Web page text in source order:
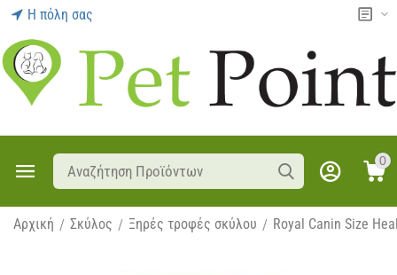
Η πόλη σας
0
Αρχική / Σκύλος / Ξηρές τροφές σκύλου / Royal Canin Size